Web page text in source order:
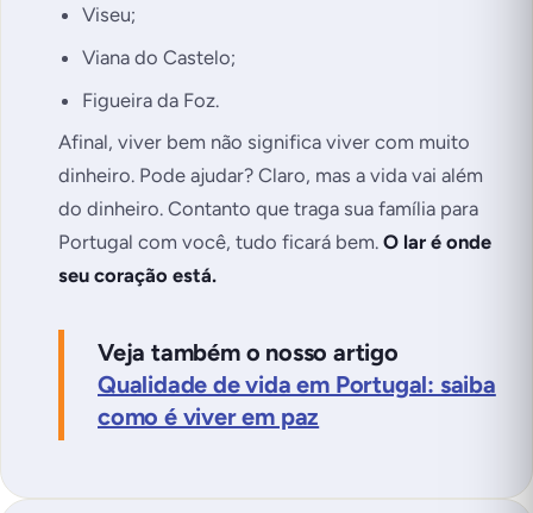
Viseu;
Viana do Castelo;
Figueira da Foz.
Afinal, viver bem não significa viver com muito
dinheiro. Pode ajudar? Claro, mas a vida vai além
do dinheiro. Contanto que traga sua família para
Portugal com você, tudo ficará bem. O lar é onde
seu coração está.
Veja também o nosso artigo
Qualidade de vida em Portugal: saiba
como é viver em paz